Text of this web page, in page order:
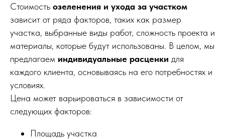
Стоимость озеленения и ухода за участком
зависит от ряда факторов, таких как размер
участка, выбранные виды работ, сложность проекта и
материалы, которые будут использованы. В целом, мы
предлагаем индивидуальные расценки для
каждого клиента, основываясь на его потребностях и
условиях.
Цена может варьироваться в зависимости от
следующих факторов:
Площадь участка